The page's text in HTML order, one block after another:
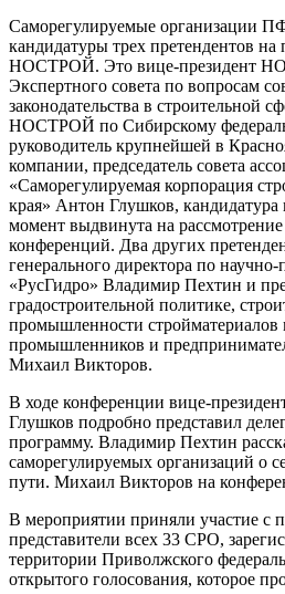
Саморегулируемые организации
кандидатуры трех претендентов на
НОСТРОЙ. Это вице-президент
Экспертного совета по вопросам
законодательства в строительной
НОСТРОЙ по Сибирскому
руководитель крупнейшей в
компании, председатель совета
«Саморегулируемая корпорация
края» Антон Глушков, кандидатура
момент выдвинута на
конференций. Два других
генерального директора по научно-
«РусГидро» Владимир Пехтин и
градостроительной политике,
промышленности стройматериалов
промышленников и
Михаил Викторов.
В ходе конференции вице-
Глушков подробно представил
программу. Владимир Пехтин
саморегулируемых организаций о
пути. Михаил Викторов на
В мероприятии приняли участие с
представители всех 33 СРО,
территории Приволжского
открытого голосования, которое